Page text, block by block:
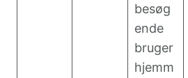
besøg
ende
bruger
hjemm